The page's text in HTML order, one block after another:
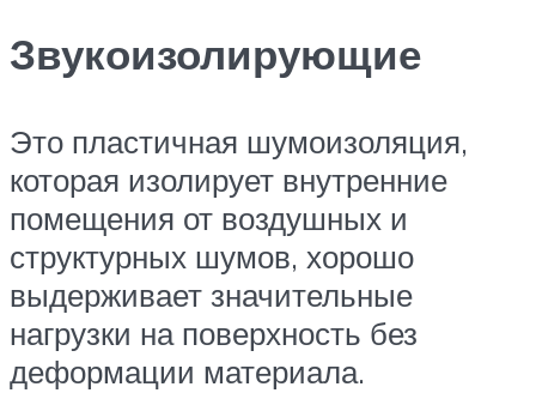
Звукоизолирующие
Это пластичная шумоизоляция,
которая изолирует внутренние
помещения от воздушных и
структурных шумов, хорошо
выдерживает значительные
нагрузки на поверхность без
деформации материала.